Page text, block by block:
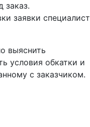
заказ.
заявки специалист
выяснить
условия обкатки и
с заказчиком.